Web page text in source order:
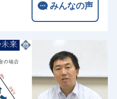
みんなの声